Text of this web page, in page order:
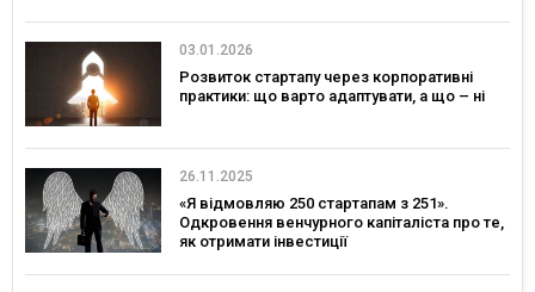
03.01.2026
Розвиток стартапу через корпоративні
практики: що варто адаптувати, а що – ні
26.11.2025
«Я відмовляю 250 стартапам з 251».
Одкровення венчурного капіталіста про те,
як отримати інвестиції